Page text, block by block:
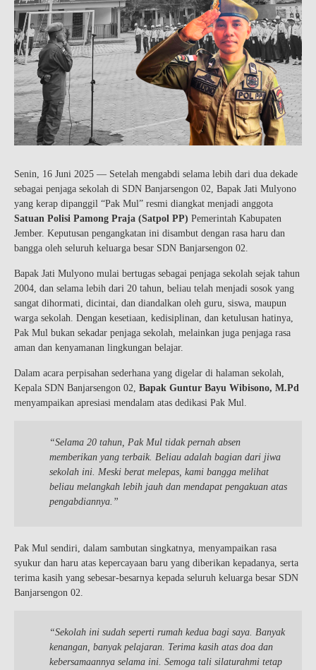
Senin, 16 Juni 2025 — Setelah mengabdi selama lebih dari dua dekade
sebagai penjaga sekolah di SDN Banjarsengon 02, Bapak Jati Mulyono
yang kerap dipanggil “Pak Mul” resmi diangkat menjadi anggota
Satuan Polisi Pamong Praja (Satpol PP) Pemerintah Kabupaten
Jember. Keputusan pengangkatan ini disambut dengan rasa haru dan
bangga oleh seluruh keluarga besar SDN Banjarsengon 02.
Bapak Jati Mulyono mulai bertugas sebagai penjaga sekolah sejak tahun
2004, dan selama lebih dari 20 tahun, beliau telah menjadi sosok yang
sangat dihormati, dicintai, dan diandalkan oleh guru, siswa, maupun
warga sekolah. Dengan kesetiaan, kedisiplinan, dan ketulusan hatinya,
Pak Mul bukan sekadar penjaga sekolah, melainkan juga penjaga rasa
aman dan kenyamanan lingkungan belajar.
Dalam acara perpisahan sederhana yang digelar di halaman sekolah,
Kepala SDN Banjarsengon 02, Bapak Guntur Bayu Wibisono, M.Pd
menyampaikan apresiasi mendalam atas dedikasi Pak Mul.
“Selama 20 tahun, Pak Mul tidak pernah absen
memberikan yang terbaik. Beliau adalah bagian dari jiwa
sekolah ini. Meski berat melepas, kami bangga melihat
beliau melangkah lebih jauh dan mendapat pengakuan atas
pengabdiannya.”
Pak Mul sendiri, dalam sambutan singkatnya, menyampaikan rasa
syukur dan haru atas kepercayaan baru yang diberikan kepadanya, serta
terima kasih yang sebesar-besarnya kepada seluruh keluarga besar SDN
Banjarsengon 02.
“Sekolah ini sudah seperti rumah kedua bagi saya. Banyak
kenangan, banyak pelajaran. Terima kasih atas doa dan
kebersamaannya selama ini. Semoga tali silaturahmi tetap